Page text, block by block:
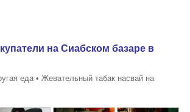
на Сиабском базаре в
еда • Жевательный табак насвай на